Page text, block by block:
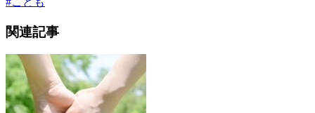
関連記事